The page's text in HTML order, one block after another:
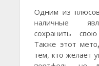
Одним из
наличные
сохранить
Также этот
тем, кто желает